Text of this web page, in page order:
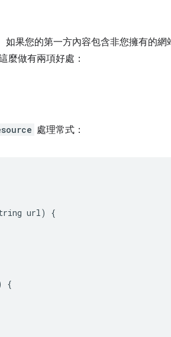
果您的第一方內容包含非您擁有的網
麼做有兩項好處：
處理常式：
url)
{
{